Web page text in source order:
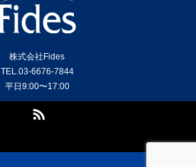
株式会社Fides
TEL.03-6676-7844
平日9:00〜17:00